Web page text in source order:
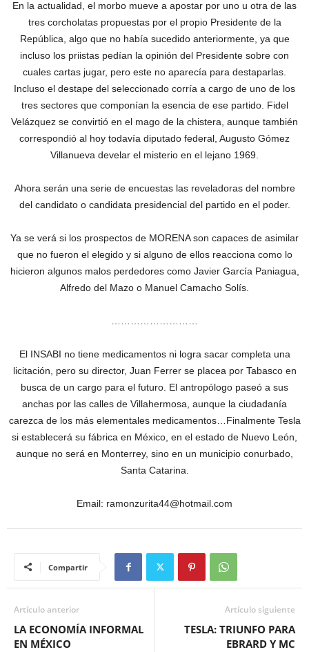
En la actualidad, el morbo mueve a apostar por uno u otra de las
tres corcholatas propuestas por el propio Presidente de la
República, algo que no había sucedido anteriormente, ya que
incluso los priistas pedían la opinión del Presidente sobre con
cuales cartas jugar, pero este no aparecía para destaparlas.
Incluso el destape del seleccionado corría a cargo de uno de los
tres sectores que componían la esencia de ese partido. Fidel
Velázquez se convirtió en el mago de la chistera, aunque también
correspondió al hoy todavía diputado federal, Augusto Gómez
Villanueva develar el misterio en el lejano 1969.
Ahora serán una serie de encuestas las reveladoras del nombre
del candidato o candidata presidencial del partido en el poder.
Ya se verá si los prospectos de MORENA son capaces de asimilar
que no fueron el elegido y si alguno de ellos reacciona como lo
hicieron algunos malos perdedores como Javier García Paniagua,
Alfredo del Mazo o Manuel Camacho Solís.
El INSABI no tiene medicamentos ni logra sacar completa una
licitación, pero su director, Juan Ferrer se placea por Tabasco en
busca de un cargo para el futuro. El antropólogo paseó a sus
anchas por las calles de Villahermosa, aunque la ciudadanía
carezca de los más elementales medicamentos…Finalmente Tesla
si establecerá su fábrica en México, en el estado de Nuevo León,
aunque no será en Monterrey, sino en un municipio conurbado,
Santa Catarina.
Email: ramonzurita44@hotmail.com
Compartir
Artículo anterior
LA ECONOMÍA INFORMAL
EN MÉXICO
Artículo siguiente
TESLA: TRIUNFO PARA
EBRARD Y MC